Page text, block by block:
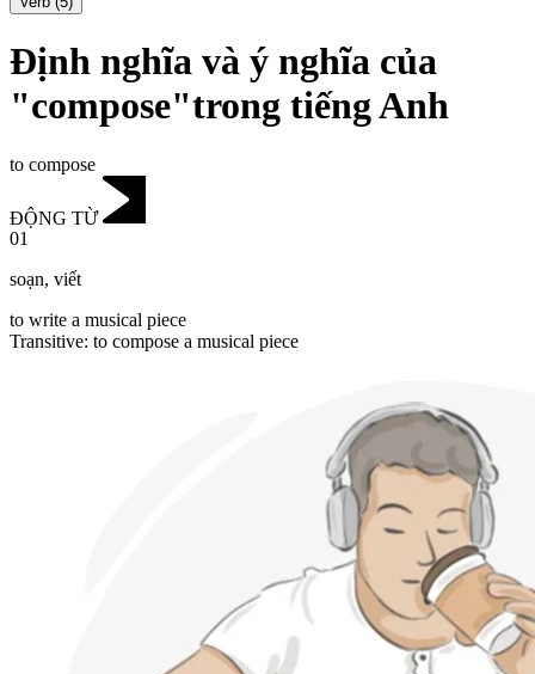
Định nghĩa và ý nghĩa của
"compose"trong tiếng Anh
to compose
ĐỘNG TỪ
01
soạn, viết
to write a musical piece
Transitive: to compose a musical piece